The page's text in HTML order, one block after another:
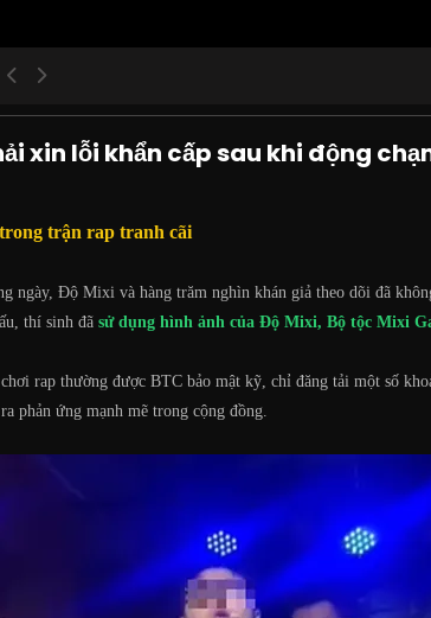
xin lỗi khẩn cấp sau khi động
trận rap tranh cãi
ngày, Độ Mixi và hàng trăm nghìn khán giả theo dõi đã
thí sinh đã sử dụng hình ảnh của Độ Mixi, Bộ tộc Mixi
rap thường được BTC bảo mật kỹ, chỉ đăng tải một số
phản ứng mạnh mẽ trong cộng đồng.